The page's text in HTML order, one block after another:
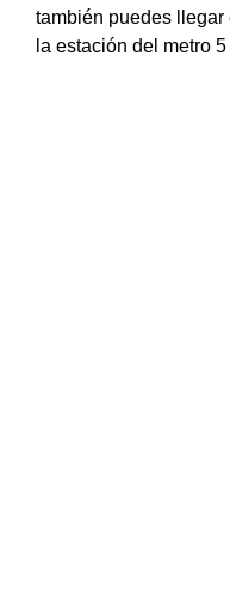
también puedes llegar
la estación del metro